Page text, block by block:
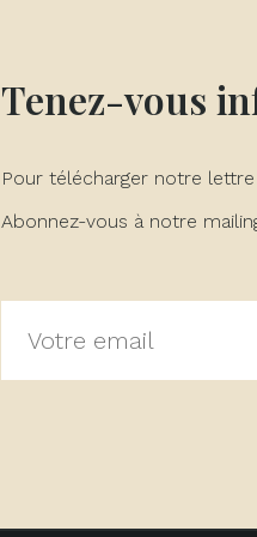
Tenez-vous
Pour télécharger notre
Abonnez-vous à notre